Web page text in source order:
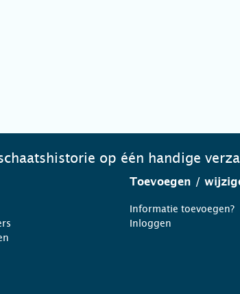
op één handige
Toevoegen /
Informatie toevoegen?
Inloggen